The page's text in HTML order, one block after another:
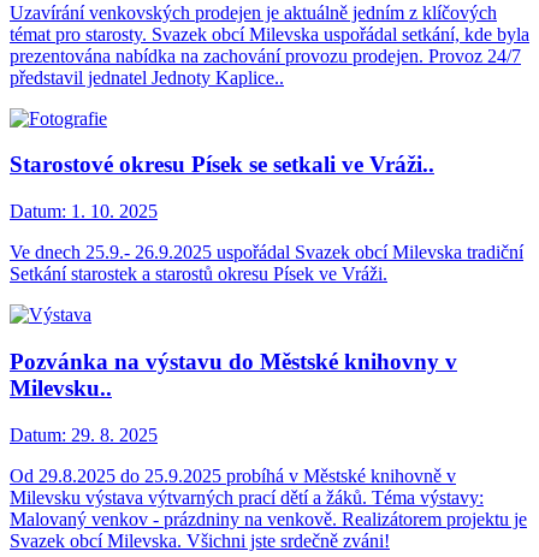
Uzavírání venkovských prodejen je aktuálně jedním z klíčových
témat pro starosty. Svazek obcí Milevska uspořádal setkání, kde byla
prezentována nabídka na zachování provozu prodejen. Provoz 24/7
představil jednatel Jednoty Kaplice..
Starostové okresu Písek se setkali ve Vráži..
Datum: 1. 10. 2025
Ve dnech 25.9.- 26.9.2025 uspořádal Svazek obcí Milevska tradiční
Setkání starostek a starostů okresu Písek ve Vráži.
Pozvánka na výstavu do Městské knihovny v
Milevsku..
Datum: 29. 8. 2025
Od 29.8.2025 do 25.9.2025 probíhá v Městské knihovně v
Milevsku výstava výtvarných prací dětí a žáků. Téma výstavy:
Malovaný venkov - prázdniny na venkově. Realizátorem projektu je
Svazek obcí Milevska. Všichni jste srdečně zváni!